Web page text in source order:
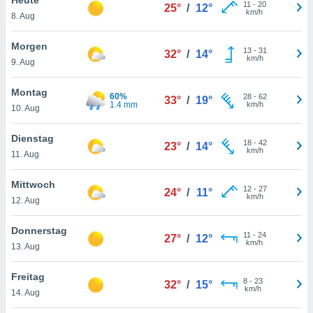
oder
Partner
es uns
das
der
Profil zu
Ihnen
finden
. Sie
jederzeit
Rand
8. Aug
25° / 12° 11 - 20
km/h
Morgen
9. Aug
32° / 14° 13- 31
km/h
Montag
10. Aug
60%
1.4 mm
33° / 19° 28- 62
km/h
Dienstag
11. Aug
23° / 14° 18- 42
km/h
Mittwoch
12. Aug
24° / 11° 12- 27
km/h
Donnerstag
13. Aug
27° / 12° 11 - 24
km/h
Freitag
14. Aug
32° / 15° 8- 23
km/h